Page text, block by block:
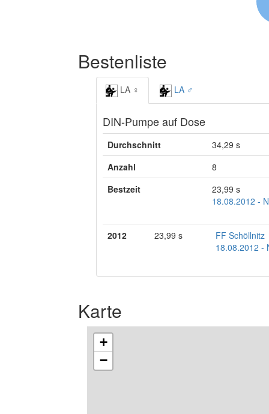
Bestenliste
LA ♀ LA ♂
DIN-Pumpe auf Dose
Durchschnitt
34,29 s
Anzahl
8
Bestzeit
23,99 s
18.08.2012 -
2012 23,99 s
FF Schöllnitz
18.08.2012 -
Karte
+
−